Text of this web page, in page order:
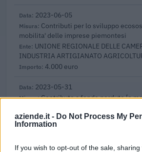
aziende.it - Do Not Process My
Information
If you wish to opt-out of the sale,
2023-06-05
Contributi per lo sviluppo
mobilita' delle imprese piemontesi
UNIONE REGIONALE DELLE
INDUSTRIA ARTIGIANATO
4.000 euro
2023-05-31
Contributo a fondo perduto [e
della decisione SA. 62668 e decisione
SA 101076)
agenzia delle entrate